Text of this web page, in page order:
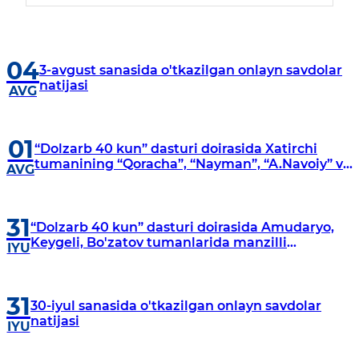
04
AVG
3-avgust sanasida o'tkazilgan onlayn savdolar
natijasi
01
AVG
“Dolzarb 40 kun” dasturi doirasida Xatirchi
tumanining “Qoracha”, “Nayman”, “A.Navoiy” va
31
IYU
“Dolzarb 40 kun” dasturi doirasida Amudaryo,
Keygeli, Bo'zatov tumanlarida manzilli
31
IYU
30-iyul sanasida o'tkazilgan onlayn savdolar
natijasi